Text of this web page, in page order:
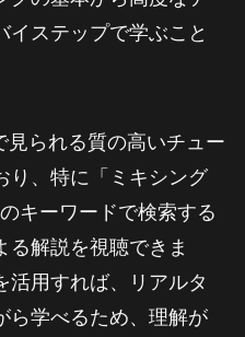
イステップで学ぶこと
見られる質の高いチュー
り、特に「ミキシング
キーワードで検索する
る解説を視聴できま
活用すれば、リアルタ
ら学べるため、理解が